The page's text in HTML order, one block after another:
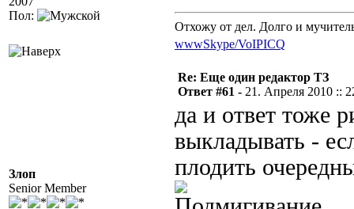
Пол:
Отхожу от дел. Долго и
wwwSkype/VoIPICQ
Злоп
Senior Member
Re: Еще один редактор ТЗ
Ответ #61 - 21. Апреля 2010 ::
да и ответ тоже
выкладывать -
плодить